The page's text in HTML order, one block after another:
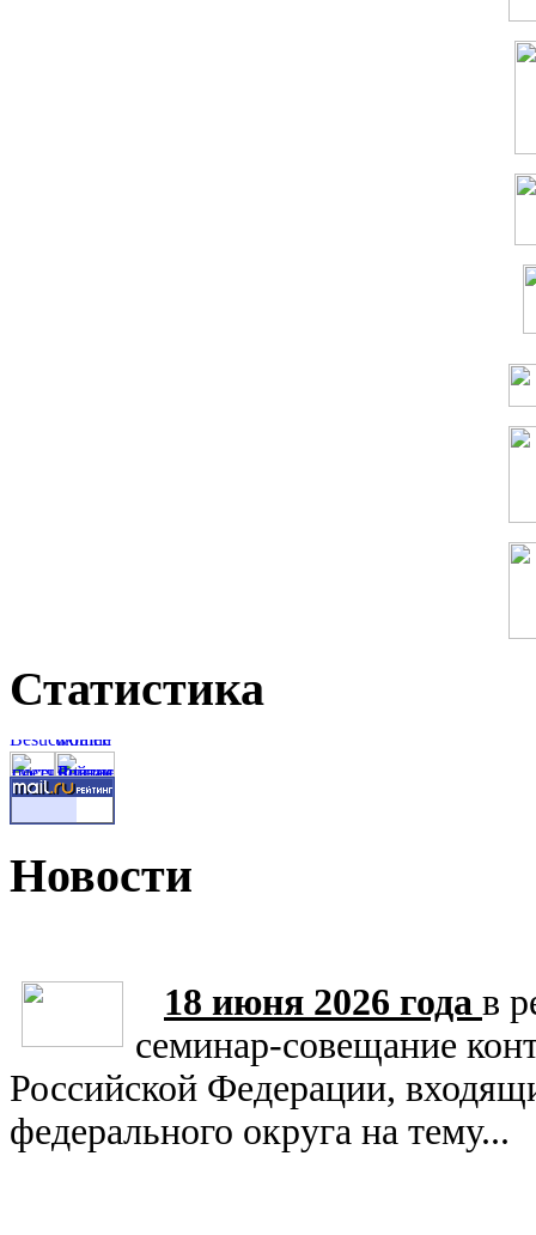
Статистика
Новости
18 июня 2026 года в
семинар-совещание
Российской Федерации,
федерального округа на тему...